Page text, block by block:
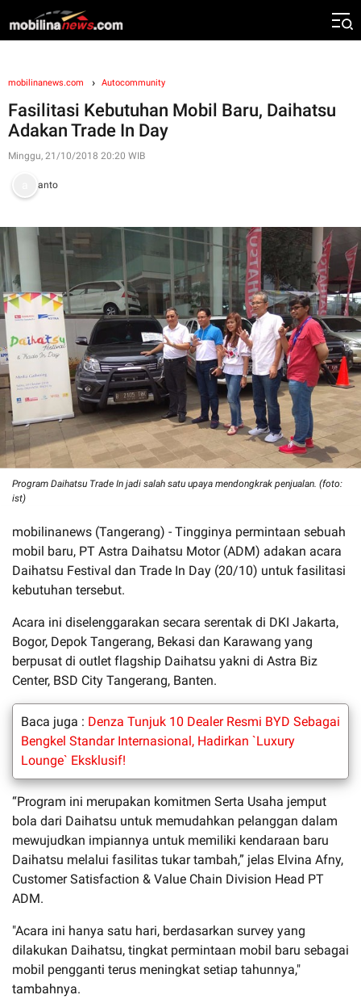
mobilinanews.com Autocommunity
Fasilitasi Kebutuhan Mobil Baru, Daihatsu
Adakan Trade In Day
Minggu, 21/10/2018 20:20 WIB
anto
Program Daihatsu Trade In jadi salah satu upaya mendongkrak penjualan. (foto:
ist)
mobilinanews (Tangerang) - Tingginya permintaan sebuah
mobil baru, PT Astra Daihatsu Motor (ADM) adakan acara
Daihatsu Festival dan Trade In Day (20/10) untuk fasilitasi
kebutuhan tersebut.
Acara ini diselenggarakan secara serentak di DKI Jakarta,
Bogor, Depok Tangerang, Bekasi dan Karawang yang
berpusat di outlet flagship Daihatsu yakni di Astra Biz
Center, BSD City Tangerang, Banten.
Baca juga : Denza Tunjuk 10 Dealer Resmi BYD Sebagai
Bengkel Standar Internasional, Hadirkan `Luxury
Lounge` Eksklusif!
“Program ini merupakan komitmen Serta Usaha jemput
bola dari Daihatsu untuk memudahkan pelanggan dalam
mewujudkan impiannya untuk memiliki kendaraan baru
Daihatsu melalui fasilitas tukar tambah,” jelas Elvina Afny,
Customer Satisfaction & Value Chain Division Head PT
ADM.
"Acara ini hanya satu hari, berdasarkan survey yang
dilakukan Daihatsu, tingkat permintaan mobil baru sebagai
mobil pengganti terus meningkat setiap tahunnya,"
tambahnya.